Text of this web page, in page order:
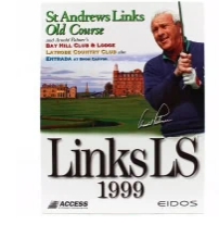
har
varianter.
Mulighederne
kan
vælges
på
varesiden